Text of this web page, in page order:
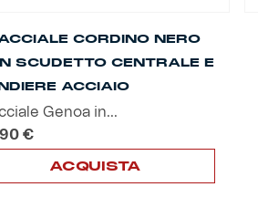
CORDINO NERO
SCUDETTO CENTRALE E
ACCIAIO
Genoa in...
€
ACQUISTA